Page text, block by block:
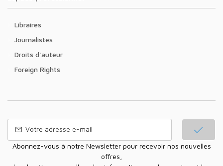
Libraires
Journalistes
Droits d'auteur
Foreign Rights
Abonnez-vous à notre Newsletter pour recevoir nos nouvelles
offres,